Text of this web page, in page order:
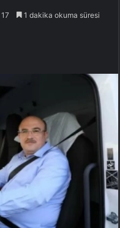
17 1 dakika okuma süresi